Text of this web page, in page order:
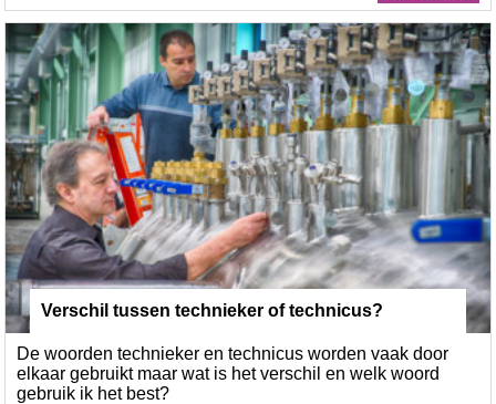
Verschil tussen technieker of technicus?
De woorden technieker en technicus worden vaak door
elkaar gebruikt maar wat is het verschil en welk woord
gebruik ik het best?